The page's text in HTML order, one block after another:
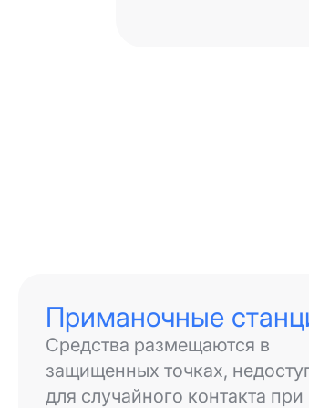
Приманочные
Средства размещаются в
защищенных точках,
для случайного контакта при